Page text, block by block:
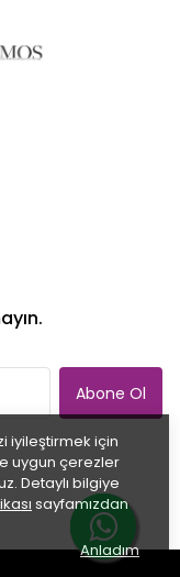
iyileştirmek için
uygun çerezler
Detaylı bilgiye
sayfamızdan
Anladım
Abone Ol